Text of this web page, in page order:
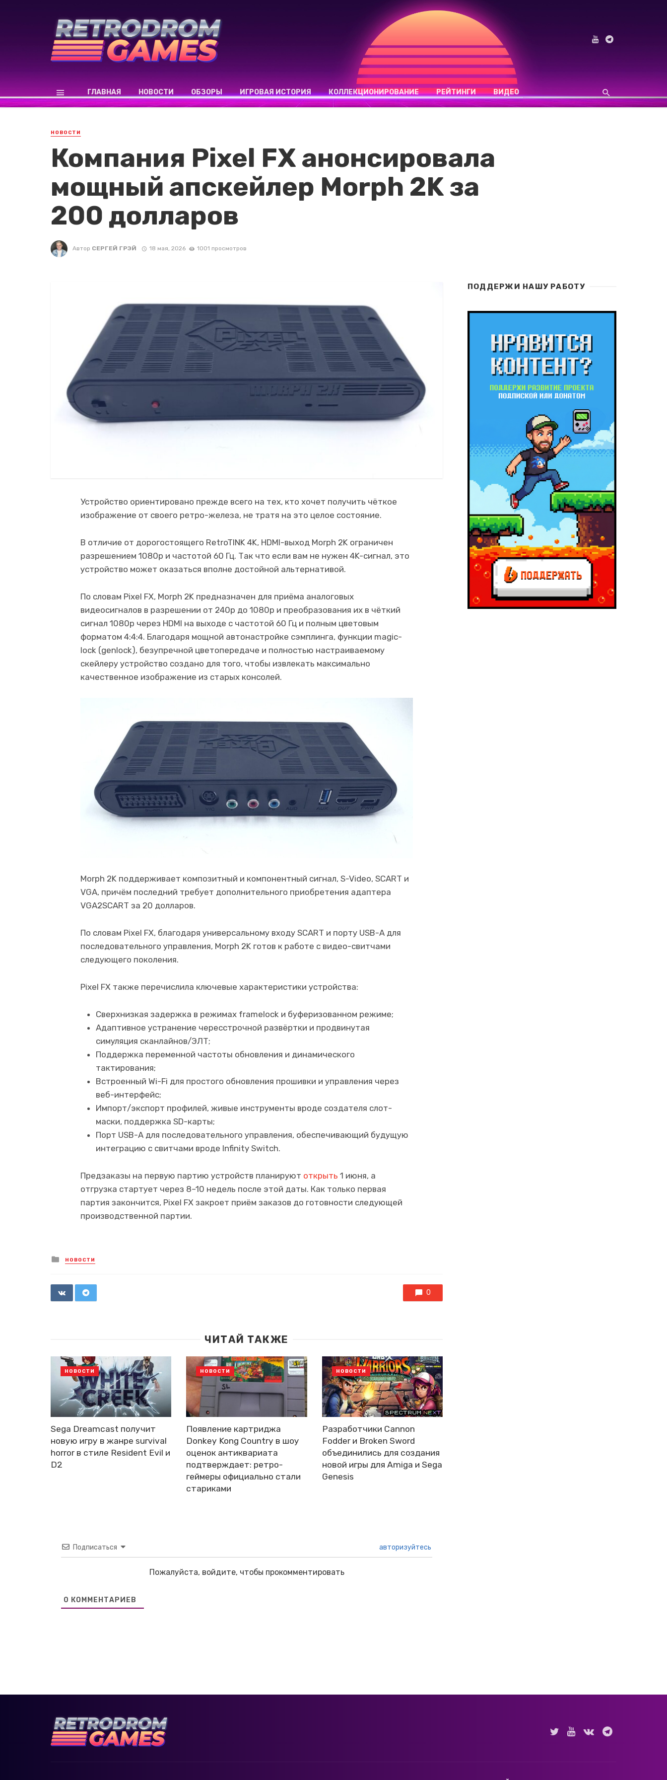
ГЛАВНАЯ НОВОСТИ ОБЗОРЫ ИГРОВАЯ ИСТОРИЯ КОЛЛЕКЦИОНИРОВАНИЕ РЕЙТИНГИ ВИДЕО
НОВОСТИ
Компания Pixel FX анонсировала
мощный апскейлер Morph 2K за
200 долларов
Автор СЕРГЕЙ ГРЭЙ 18 мая, 2026 1001 просмотров
Устройство ориентировано прежде всего на тех, кто хочет получить чёткое
изображение от своего ретро-железа, не тратя на это целое состояние.
В отличие от дорогостоящего RetroTINK 4K, HDMI-выход Morph 2K ограничен
разрешением 1080p и частотой 60 Гц. Так что если вам не нужен 4K-сигнал, это
устройство может оказаться вполне достойной альтернативой.
По словам Pixel FX, Morph 2K предназначен для приёма аналоговых
видеосигналов в разрешении от 240p до 1080p и преобразования их в чёткий
сигнал 1080p через HDMI на выходе с частотой 60 Гц и полным цветовым
форматом 4:4:4. Благодаря мощной автонастройке сэмплинга, функции magic-
lock (genlock), безупречной цветопередаче и полностью настраиваемому
скейлеру устройство создано для того, чтобы извлекать максимально
качественное изображение из старых консолей.
Morph 2K поддерживает композитный и компонентный сигнал, S-Video, SCART и
VGA, причём последний требует дополнительного приобретения адаптера
VGA2SCART за 20 долларов.
По словам Pixel FX, благодаря универсальному входу SCART и порту USB-A для
последовательного управления, Morph 2K готов к работе с видео-свитчами
следующего поколения.
Pixel FX также перечислила ключевые характеристики устройства:
Сверхнизкая задержка в режимах framelock и буферизованном режиме;
Адаптивное устранение чересстрочной развёртки и продвинутая
симуляция сканлайнов/ЭЛТ;
Поддержка переменной частоты обновления и динамического
тактирования;
Встроенный Wi-Fi для простого обновления прошивки и управления через
веб-интерфейс;
Импорт/экспорт профилей, живые инструменты вроде создателя слот-
маски, поддержка SD-карты;
Порт USB-A для последовательного управления, обеспечивающий будущую
интеграцию с свитчами вроде Infinity Switch.
Предзаказы на первую партию устройств планируют открыть 1 июня, а
отгрузка стартует через 8–10 недель после этой даты. Как только первая
партия закончится, Pixel FX закроет приём заказов до готовности следующей
производственной партии.
Posted
in
НОВОСТИ
0
ЧИТАЙ ТАКЖЕ
Sega Dreamcast получит
новую игру в жанре survival
horror в стиле Resident Evil и
D2
НОВОСТИ
Появление картриджа
Donkey Kong Country в шоу
оценок антиквариата
подтверждает: ретро-
геймеры официально стали
стариками
НОВОСТИ
Разработчики Cannon
Fodder и Broken Sword
объединились для создания
новой игры для Amiga и Sega
Genesis
НОВОСТИ
Подписаться авторизуйтесь
Пожалуйста, войдите, чтобы прокомментировать
0 КОММЕНТАРИЕВ
ПОДДЕРЖИ НАШУ РАБОТУ